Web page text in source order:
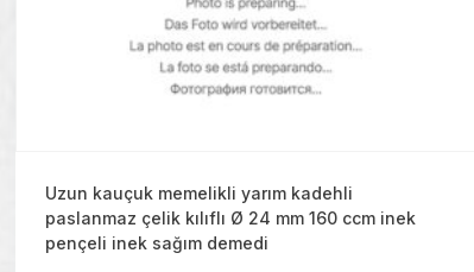
Uzun kauçuk memelikli yarım kadehli
paslanmaz çelik kılıflı Ø 24 mm 160 ccm inek
pençeli inek sağım demedi